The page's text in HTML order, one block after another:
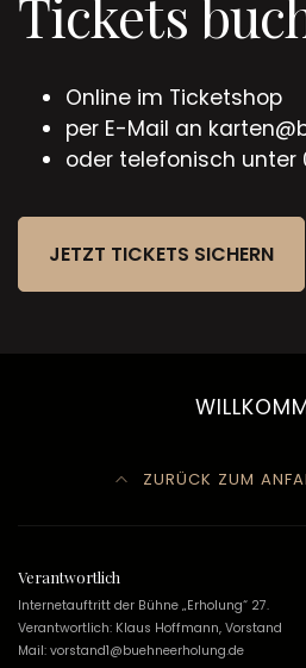
Tickets
Online im Ticketshop
per E-Mail an
oder telefonisch unter
JETZT TICKETS SICHERN
ZURÜCK ZUM
Verantwortlich
Internetauftritt der Bühne „Erholung“ 27.
Verantwortlich: Klaus Hoffmann, Vorstand
Mail: vorstand1@buehneerholung.de